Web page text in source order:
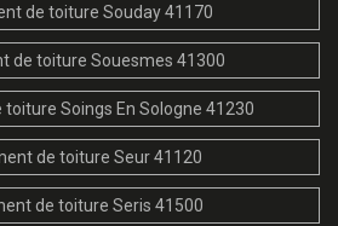
de toiture Souday 41170
de toiture Souesmes 41300
Soings En Sologne 41230
de toiture Seur 41120
de toiture Seris 41500